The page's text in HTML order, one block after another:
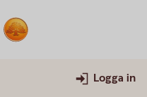
Logga in